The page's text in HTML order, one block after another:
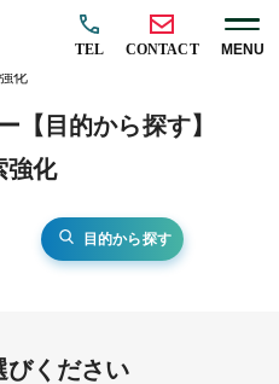
TEL CONTACT
MENU
化
【目的から探す】
強化
目的から探す
びください